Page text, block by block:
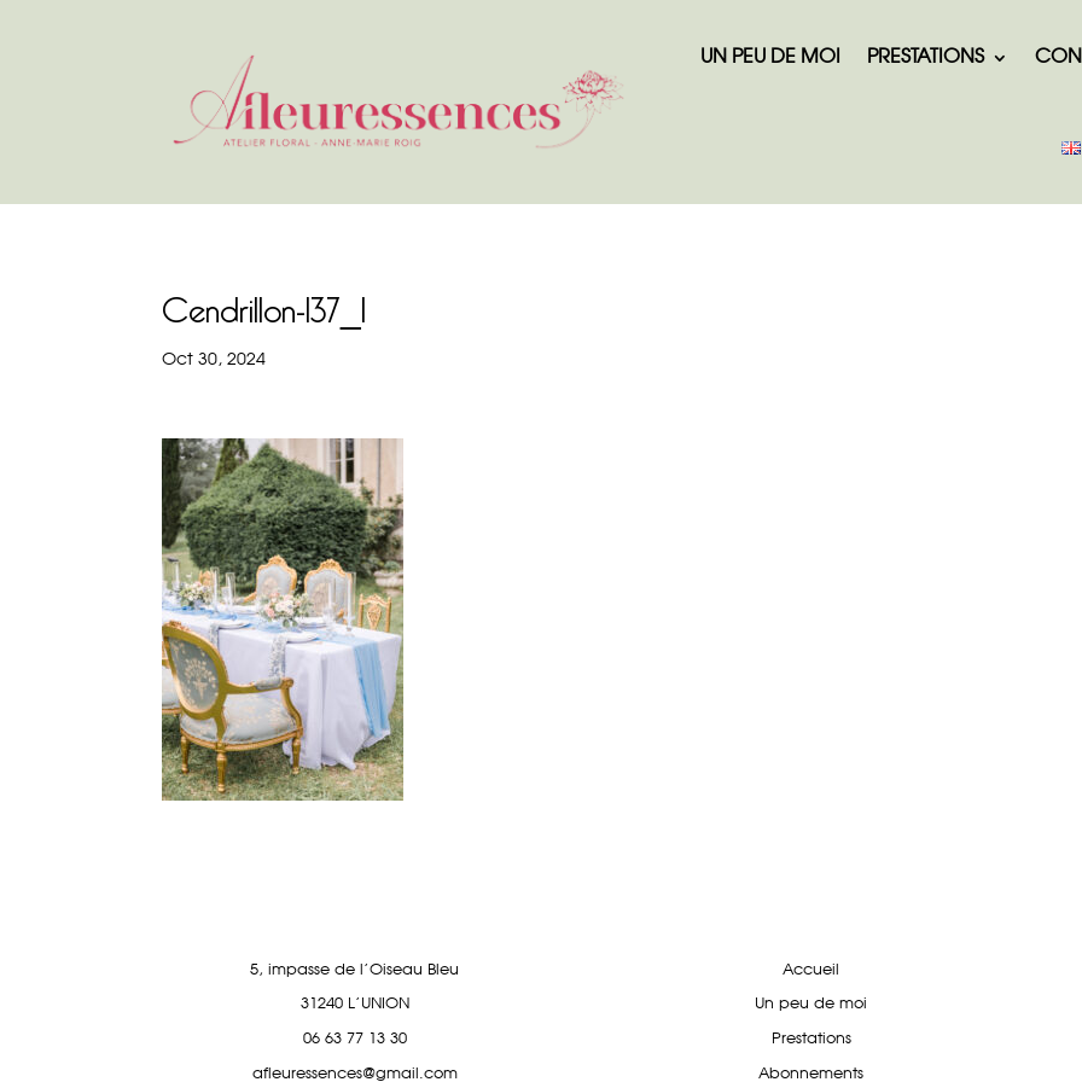
UN PEU DE MOI PRESTATIONS
Cendrillon-137_1
Oct 30, 2024
5, impasse de l'Oiseau Bleu
31240 L'UNION
06 63 77 13 30
afleuressences@gmail.com
Accueil
Un peu de moi
Prestations
Abonnements